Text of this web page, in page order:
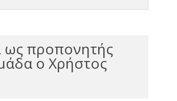
ως προπονητής
ο Χρήστος